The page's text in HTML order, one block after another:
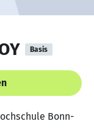
Basis
Bonn-